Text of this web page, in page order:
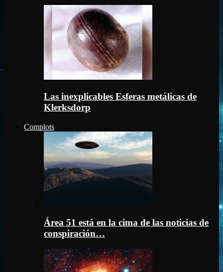
Las inexplicables Esferas metálicas de
Klerksdorp
Complots
Área 51 está en la cima de las noticias de
conspiración…